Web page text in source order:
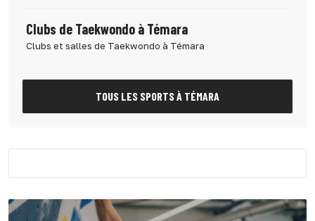
Clubs de Taekwondo à Témara
Clubs et salles de Taekwondo à Témara
TOUS LES SPORTS À TÉMARA